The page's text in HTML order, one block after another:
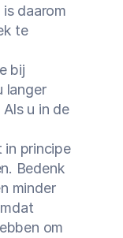
daarom
te
bij
langer
u in de
in principe
Bedenk
minder
om